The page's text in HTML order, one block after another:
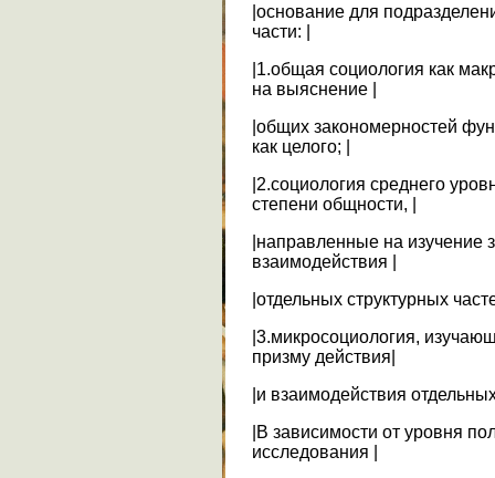
|основание для
части: |
|1.общая социология как
на выяснение |
|общих закономерностей
как целого; |
|2.социология среднего
степени общности, |
|направленные на изучение
взаимодействия |
|отдельных структурных
|3.микросоциология,
призму действия|
|и взаимодействия
|В зависимости от уровня
исследования |